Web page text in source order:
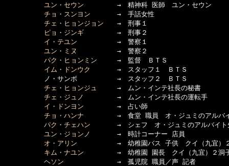
ユン・セウン →　精神科 医師　ユン・セウン
チョ・スンヨン →　手話女性
チェ・ヒョンジョン →　刑事１
ピョ・ジンギ →　刑事２
イ・テユン →　警察１
ユン・ミヌ
→　警察２
パク・ヒョンミン →　監督　ＢＴＳ
イム・ドンウク
→　スタッフ１　ＢＴＳ
ノ・サンボ　　　　　　→　スタッフ２　ＢＴＳ
チェ・ヒョンジュ
→　ムン・インテ社長の秘書
チェ・ジュノ
→　ムン・インテ社長の運転手
イ・ドンヨン →　占い師
チョ・ハンナ →　食堂 職員　オ・ジュミのアルバ
パク・チェハン →　シェフ　オ・ジュミのアルバイト
ユン・ジョンノ
→　時計コーナー 店員
オ・アリン →　幼稚園バス 子供　クイ（九宜）２
キム・ナユン →　幼稚園 園長　クイ（九宜）２洞
ヘソン →　孤児院 職員／声 記者